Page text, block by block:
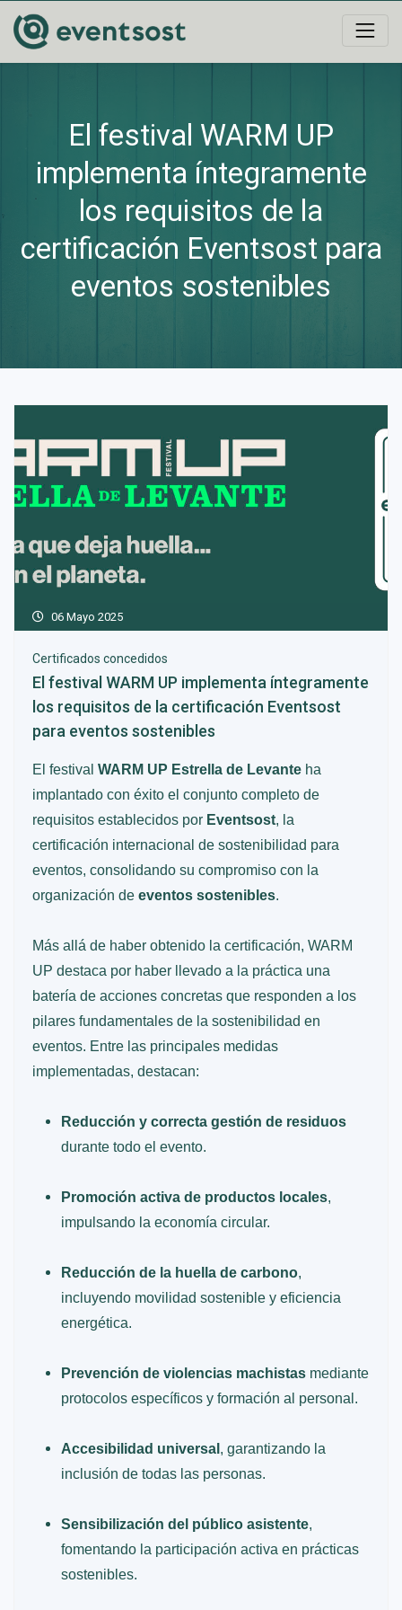
El festival WARM UP
implementa íntegramente
los requisitos de la
certificación Eventsost para
eventos sostenibles
Certificados concedidos
06 Mayo 2025
El festival WARM UP implementa íntegramente
los requisitos de la certificación Eventsost
para eventos sostenibles
El festival WARM UP Estrella de Levante ha
implantado con éxito el conjunto completo de
requisitos establecidos por Eventsost, la
certificación internacional de sostenibilidad para
eventos, consolidando su compromiso con la
organización de eventos sostenibles.
Más allá de haber obtenido la certificación, WARM
UP destaca por haber llevado a la práctica una
batería de acciones concretas que responden a los
pilares fundamentales de la sostenibilidad en
eventos. Entre las principales medidas
implementadas, destacan:
Reducción y correcta gestión de residuos
durante todo el evento.
Promoción activa de productos locales,
impulsando la economía circular.
Reducción de la huella de carbono,
incluyendo movilidad sostenible y eficiencia
energética.
Prevención de violencias machistas mediante
protocolos específicos y formación al personal.
Accesibilidad universal , garantizando la
inclusión de todas las personas.
Sensibilización del público asistente,
fomentando la participación activa en prácticas
sostenibles.